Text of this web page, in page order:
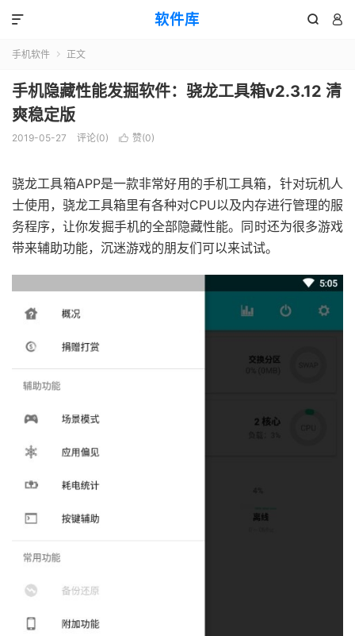
软件库  

手机软件  正文
手机隐藏性能发掘软件：骁龙工具箱v2.3.12 清
爽稳定版
2019-05-27 评论(0)  赞(0)
骁龙工具箱APP是一款非常好用的手机工具箱，针对玩机人
士使用，骁龙工具箱里有各种对CPU以及内存进行管理的服
务程序，让你发掘手机的全部隐藏性能。同时还为很多游戏
带来辅助功能，沉迷游戏的朋友们可以来试试。